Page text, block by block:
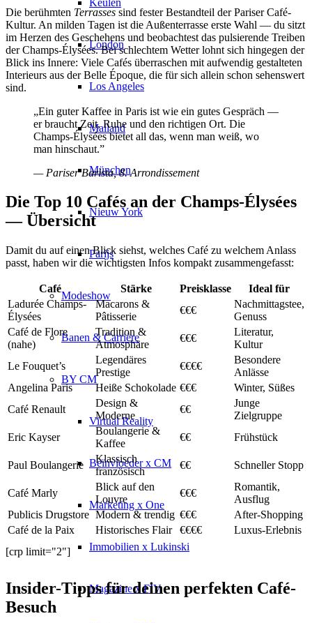
London
Los Angeles
Mailand
München
Nieuw York
Parijs
Modeshow
Banen & Carrière
BY CM
Virtual Reality
Beïnvloeder x CM
Marketing x One
Immobilien x Lukinski
Magazine x FIV
Die berühmten Terrasses sind fester Bestandteil der Pariser Café-
Kultur. An milden Tagen ist die Außenterrasse erste Wahl — du sitzt
im Herzen des Geschehens und beobachtest das pulsierende Treiben
der Champs-Élysées. Bei schlechtem Wetter lohnt sich hingegen der
Blick ins Innere: Viele Cafés überraschen mit aufwendig gestalteten
Interieurs aus der Belle Époque, die für sich allein schon sehenswert
sind.
„Ein guter Kaffee in Paris ist wie ein gutes Gespräch —
er braucht Zeit, Ruhe und den richtigen Ort. Die
Champs-Élysées bietet all das, wenn man weiß, wo
man hinschaut.”
— Pariser Barista, 8. Arrondissement
Die Top 10 Cafés an der Champs-Élysées
— Übersicht
Damit du auf einen Blick siehst, welches Café zu welchem Anlass
passt, haben wir die wichtigsten Infos kompakt zusammengefasst:
Café Stärke Preisklasse
Ideal für
Ladurée Champs-
Élysées
Macarons &
Pâtisserie
€€€
Nachmittagstee,
Genuss
Café de Flore
(nahe)
Tradition &
Atmosphäre
€€€
Literatur,
Kultur
Le Fouquet’s
Legendäres
Prestige
€€€€
Besondere
Anlässe
Angelina Paris
Heiße Schokolade €€€
Winter, Süßes
Café Renault
Design &
Moderne
€€
Junge
Zielgruppe
Eric Kayser
Boulangerie &
Kaffee
€€ Frühstück
Paul Boulangerie
Klassisch
französisch
€€ Schneller Stopp
Café Marly
Blick auf den
Louvre
€€€
Romantik,
Ausflug
Publicis Drugstore Modern & trendig €€€
After-Shopping
Café de la Paix
Historisches Flair €€€€
Luxus-Erlebnis
[crp limit="2"]
Insider-Tipps für deinen perfekten Café-
Besuch